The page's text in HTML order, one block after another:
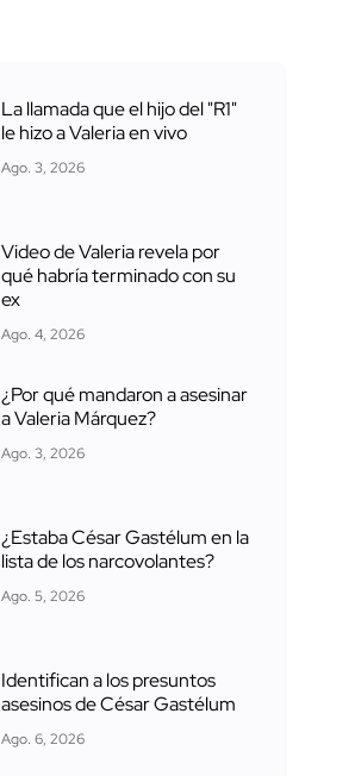
La llamada que el hijo del "R1"
le hizo a Valeria en vivo
Ago. 3, 2026
Video de Valeria revela por
qué habría terminado con su
ex
Ago. 4, 2026
¿Por qué mandaron a asesinar
a Valeria Márquez?
Ago. 3, 2026
¿Estaba César Gastélum en la
lista de los narcovolantes?
Ago. 5, 2026
Identifican a los presuntos
asesinos de César Gastélum
Ago. 6, 2026